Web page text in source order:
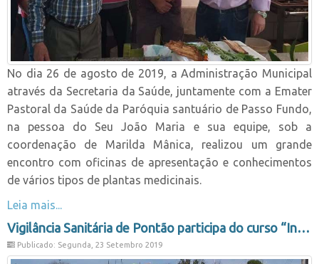
No dia 26 de agosto de 2019, a Administração Municipal
através da Secretaria da Saúde, juntamente com a Emater
Pastoral da Saúde da Paróquia santuário de Passo Fundo,
na pessoa do Seu João Maria e sua equipe, sob a
coordenação de Marilda Mânica, realizou um grande
encontro com oficinas de apresentação e conhecimentos
de vários tipos de plantas medicinais.
Leia mais...
Vigilância Sanitária de Pontão participa do curso “Inspeções em Mananciais Subterrâneos”
Publicado: Segunda, 23 Setembro 2019